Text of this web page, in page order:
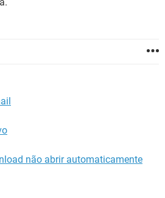
não abrir automaticamente